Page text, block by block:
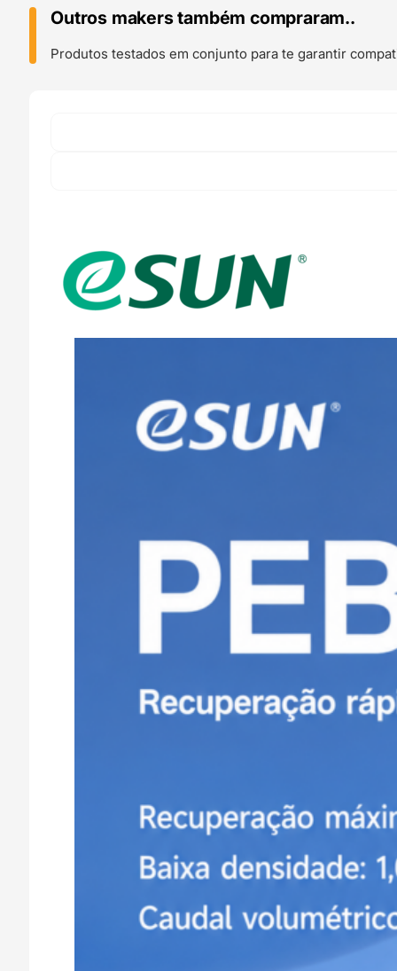
Grey
-
ESUN
Outros makers também compraram..
Produtos testados em conjunto para te garantir